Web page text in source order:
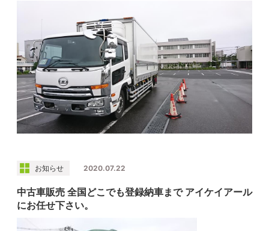
お知らせ 2020.07.22
中古車販売 全国どこでも登録納車まで アイケイアール
にお任せ下さい。